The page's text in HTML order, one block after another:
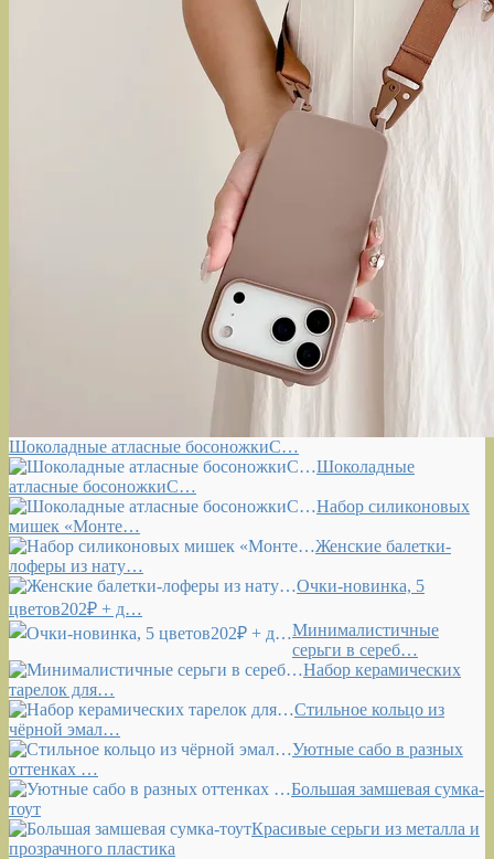
Шоколадные атласные босоножкиС…
Шоколадные
атласные босоножкиС…
Набор силиконовых
мишек «Монте…
Женские балетки-
лоферы из нату…
Очки-новинка, 5
цветов202₽ + д…
Минималистичные
серьги в сереб…
Набор керамических
тарелок для…
Стильное кольцо из
чёрной эмал…
Уютные сабо в разных
оттенках …
Большая замшевая сумка-
тоут
Красивые серьги из металла и
прозрачного пластика